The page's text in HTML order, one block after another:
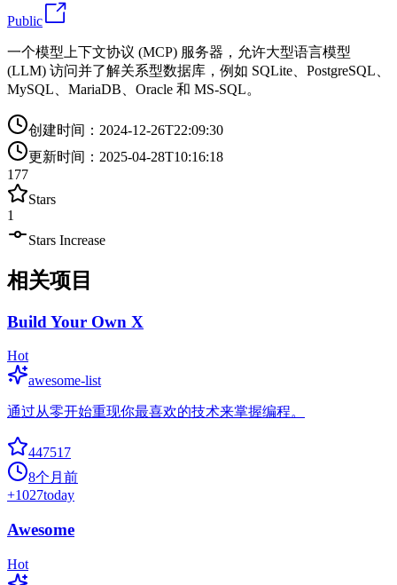
Public
一个模型上下文协议 (MCP) 服务器，允许大型语言模型
(LLM) 访问并了解关系型数据库，例如 SQLite、PostgreSQL、
MySQL、MariaDB、Oracle 和 MS-SQL。
创建时间 ： 2024-12-26T22:09:30
更新时间 ： 2025-04-28T10:16:18
177
Stars
1
Stars Increase
相关项目
Build Your Own X
Hot
awesome-list
通过从零开始重现你最喜欢的技术来掌握编程。
447517
8个月前
+1027today
Awesome
Hot